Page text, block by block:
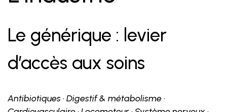
Le générique : levier
d’accès aux soins
Antibiotiques · Digestif & métabolisme ·